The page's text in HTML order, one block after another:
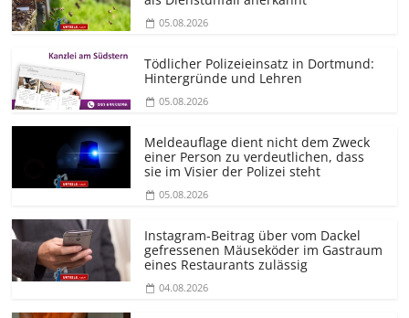
05.08.2026
Tödlicher Polizeieinsatz in Dortmund:
Hintergründe und Lehren
05.08.2026
Meldeauflage dient nicht dem Zweck
einer Person zu verdeutlichen, dass
sie im Visier der Polizei steht
05.08.2026
Instagram-Beitrag über vom Dackel
gefressenen Mäuseköder im Gastraum
eines Restaurants zulässig
04.08.2026